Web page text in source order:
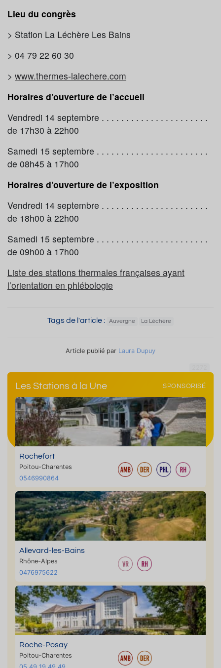
Lieu du congrès
> Station La Léchère Les Bains
> 04 79 22 60 30
> www.thermes-lalechere.com
Horaires d’ouverture de l’accueil
Vendredi 14 septembre . . . . . . . . . . . . . . . . . . . . . .
de 17h30 à 22h00
Samedi 15 septembre . . . . . . . . . . . . . . . . . . . . . . .
de 08h45 à 17h00
Horaires d’ouverture de l’exposition
Vendredi 14 septembre . . . . . . . . . . . . . . . . . . . . . .
de 18h00 à 22h00
Samedi 15 septembre . . . . . . . . . . . . . . . . . . . . . . .
de 09h00 à 17h00
Liste des stations thermales françaises ayant
l’orientation en phlébologie
Tags de l'article : Auvergne La Léchère
Article publié par Laura Dupuy
Les Stations à la Une SPONSORISÉ
Rochefort
Poitou-Charentes
0546990864
Allevard-les-Bains
Rhône-Alpes
0476975622
Roche-Posay
Poitou-Charentes